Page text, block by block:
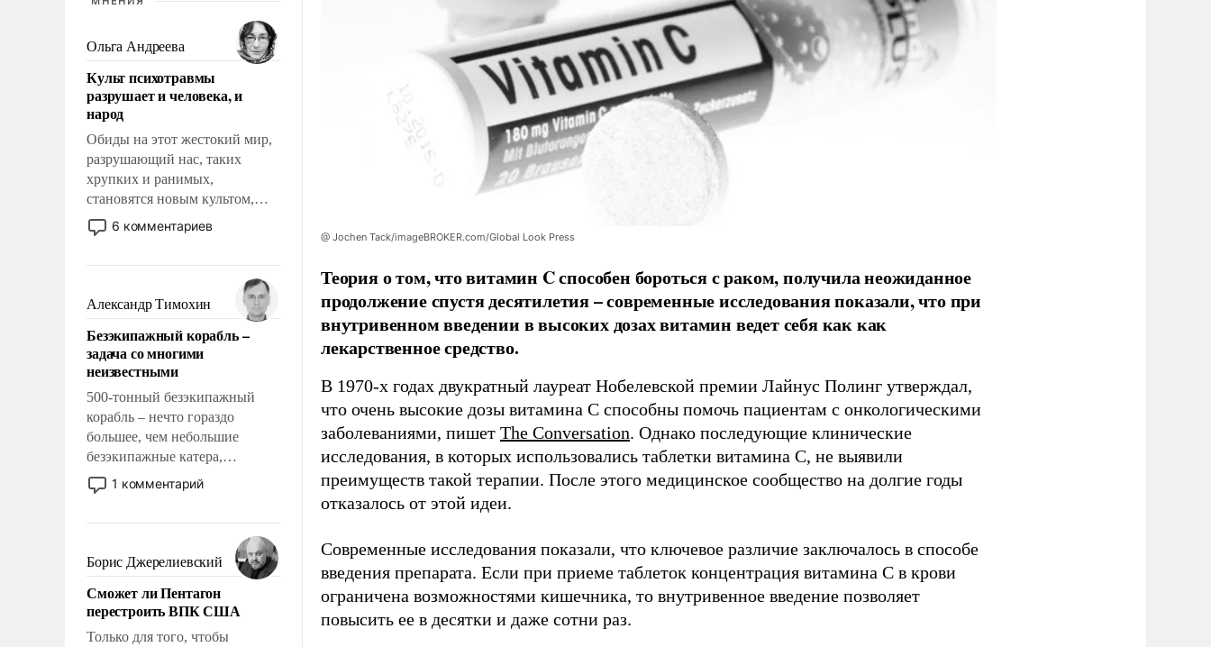
Ольга Андреева
Культ психотравмы
разрушает и человека, и
народ
Обиды на этот жестокий мир,
разрушающий нас, таких
хрупких и ранимых,
становятся новым культом,
постепенно вытесняя и
отменяя традиционное
мужественным и твердым под
ударами судьбы, брать на себя
ответственность, помогать
слабым, идти вперед и
адаптироваться.
6 комментариев
Александр Тимохин
Безэкипажный корабль –
задача со многими
неизвестными
500-тонный безэкипажный
корабль – нечто гораздо
большее, чем небольшие
безэкипажные катера,
применение которых уже
стало обыденностью. Задача по
сложна и амбициозна. Однако
и ее реализация радикально
поднимет наши боевые
возможности.
1 комментарий
Борис Джерелиевский
Сможет ли Пентагон
перестроить ВПК США
Только для того, чтобы
@ Jochen Tack/imageBROKER.com/Global Look Press
Теория о том, что витамин C способен бороться с раком, получила неожиданное
продолжение спустя десятилетия – современные исследования показали, что при
внутривенном введении в высоких дозах витамин ведет себя как как
лекарственное средство.
В 1970-х годах двукратный лауреат Нобелевской премии Лайнус Полинг утверждал,
что очень высокие дозы витамина C способны помочь пациентам с онкологическими
заболеваниями, пишет The Conversation. Однако последующие клинические
исследования, в которых использовались таблетки витамина C, не выявили
преимуществ такой терапии. После этого медицинское сообщество на долгие годы
отказалось от этой идеи.
Современные исследования показали, что ключевое различие заключалось в способе
введения препарата. Если при приеме таблеток концентрация витамина C в крови
ограничена возможностями кишечника, то внутривенное введение позволяет
повысить ее в десятки и даже сотни раз.